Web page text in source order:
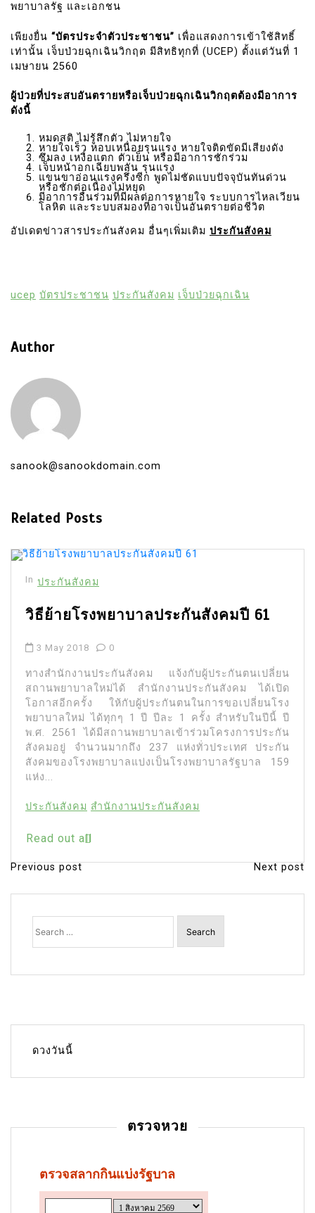
พยาบาลรัฐ และเอกชน
เพียงยื่น “บัตรประจำตัวประชาชน” เพื่อแสดงการเข้าใช้สิทธิ์
เท่านั้น เจ็บป่วยฉุกเฉินวิกฤต มีสิทธิทุกที่ (UCEP) ตั้งแต่วันที่ 1
เมษายน 2560
ผู้ป่วยที่ประสบอันตรายหรือเจ็บป่วยฉุกเฉินวิกฤตต้องมีอาการ
ดังนี้
หมดสติ ไม่รู้สึกตัว ไม่หายใจ
หายใจเร็ว หอบเหนื่อยรุนแรง หายใจติดขัดมีเสียงดัง
ซึมลง เหงื่อแตก ตัวเย็น หรือมีอาการชักร่วม
เจ็บหน้าอกเฉียบพลัน รุนแรง
แขนขาอ่อนแรงครึ่งซีก พูดไม่ชัดแบบปัจจุบันทันด่วน
หรือชักต่อเนื่องไม่หยุด
มีอาการอื่นร่วมที่มีผลต่อการหายใจ ระบบการไหลเวียน
โลหิต และระบบสมองที่อาจเป็นอันตรายต่อชีวิต
อัปเดตข่าวสารประกันสังคม อื่นๆเพิ่มเติม ประกันสังคม
ucep บัตรประชาชน ประกันสังคม เจ็บป่วยฉุกเฉิน
Author
sanook@sanookdomain.com
Related Posts
In ประกันสังคม
วิธีย้ายโรงพยาบาลประกันสังคมปี 61
3 May 2018 0
ทางสำนักงานประกันสังคม แจ้งกับผู้ประกันตนเปลี่ยน
สถานพยาบาลใหม่ได้ สำนักงานประกันสังคม ได้เปิด
โอกาสอีกครั้ง ให้กับผู้ประกันตนในการขอเปลี่ยนโรง
พยาบาลใหม่ ได้ทุกๆ 1 ปี ปีละ 1 ครั้ง สำหรับในปีนี้ ปี
พ.ศ. 2561 ได้มีสถานพยาบาลเข้าร่วมโครงการประกัน
สังคมอยู่ จำนวนมากถึง 237 แห่งทั่วประเทศ ประกัน
สังคมของโรงพยาบาลแบ่งเป็นโรงพยาบาลรัฐบาล 159
แห่ง...
ประกันสังคม สำนักงานประกันสังคม
Read out all
P
o
i
Previous post Next post
Search
for:
ดวงวันนี้
ตรวจหวย